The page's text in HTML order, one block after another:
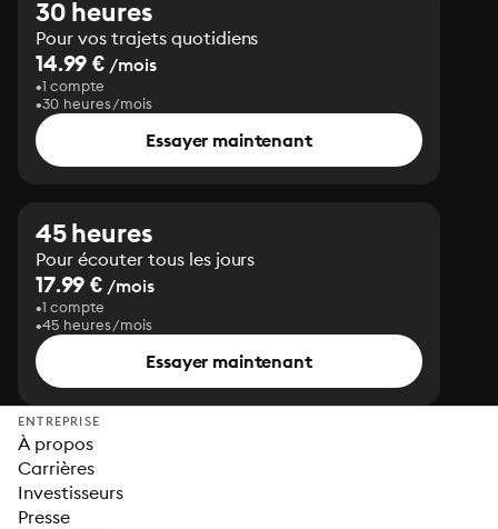
30 heures
Pour vos trajets quotidiens
14.99 € /mois
1 compte
30 heures/mois
Essayer maintenant
45 heures
Pour écouter tous les jours
17.99 € /mois
1 compte
45 heures/mois
Essayer maintenant
ENTREPRISE
À propos
Carrières
Investisseurs
Presse